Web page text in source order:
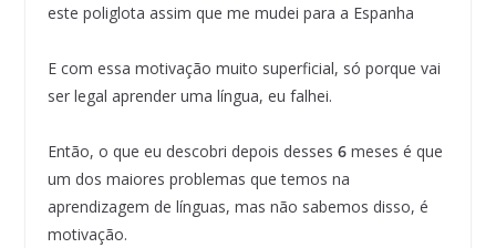
este poliglota assim que me mudei para a Espanha
E com essa motivação muito superficial, só porque vai
ser legal aprender uma língua, eu falhei.
Então, o que eu descobri depois desses 6meses é que
um dos maiores problemas que temos na
aprendizagem de línguas, mas não sabemos disso, é
motivação.